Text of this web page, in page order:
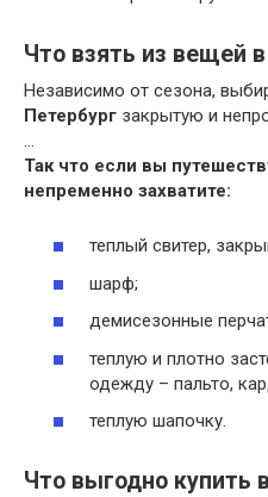
Что взять из вещей
Независимо от сезона,
Петербург закрытую и
…
Так что если вы
непременно захватите:
теплый свитер,
шарф;
демисезонные
теплую и плотно
одежду – пальто,
теплую шапочку.
Что выгодно купить